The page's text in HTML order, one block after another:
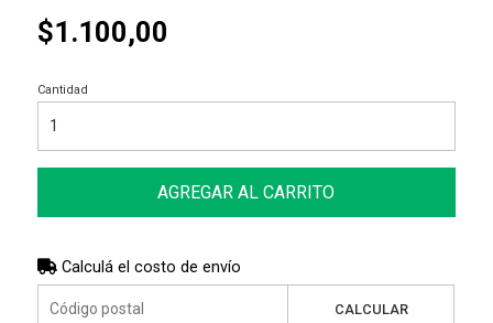
$1.100,00
Cantidad
AGREGAR AL CARRITO
Calculá el costo de envío
CALCULAR